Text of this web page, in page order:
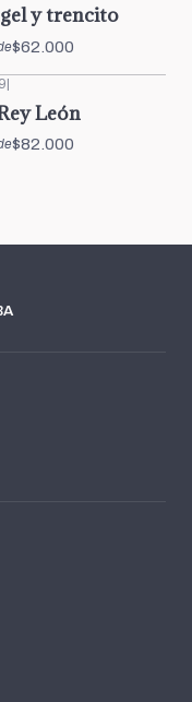
y trencito
$62.000
|
León
$82.000